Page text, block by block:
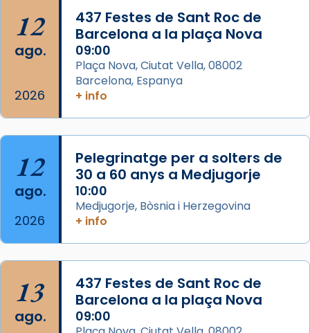
Acompanyant la història de sant Cugat, a
partir de l’Edat Mitjana sorgeix la tradició
que les santes Juliana (“relatiu a Júlia”) i
Semproniana (“relatiu a Semprònia =
eterna”) són deixebles seves. I l’any 1667, el
frare Joan Gaspar Roig, afirma en una obra
que les santes són filles de l’antiga Iluro.
Mataró en reivindicarà les relíq
Foto
View on Facebook ·
12
ago.
2026
437 Festes de Sant Roc de
Barcelona a la plaça Nova
09:00
Plaça Nova, Ciutat Vella, 08002
Barcelona, Espanya
+ info
12
ago.
2026
Pelegrinatge per a solters de
30 a 60 anys a Medjugorje
10:00
Medjugorje, Bòsnia i Herzegovina
+ info
13
ago.
437 Festes de Sant Roc de
Barcelona a la plaça Nova
09:00